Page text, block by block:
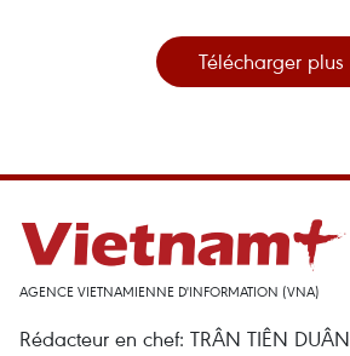
Télécharger plus
AGENCE VIETNAMIENNE D'INFORMATION (VNA)
Rédacteur en chef: TRÂN TIÊN DUÂN